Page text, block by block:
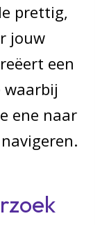
prettig,
jouw
een
waarbij
ene naar